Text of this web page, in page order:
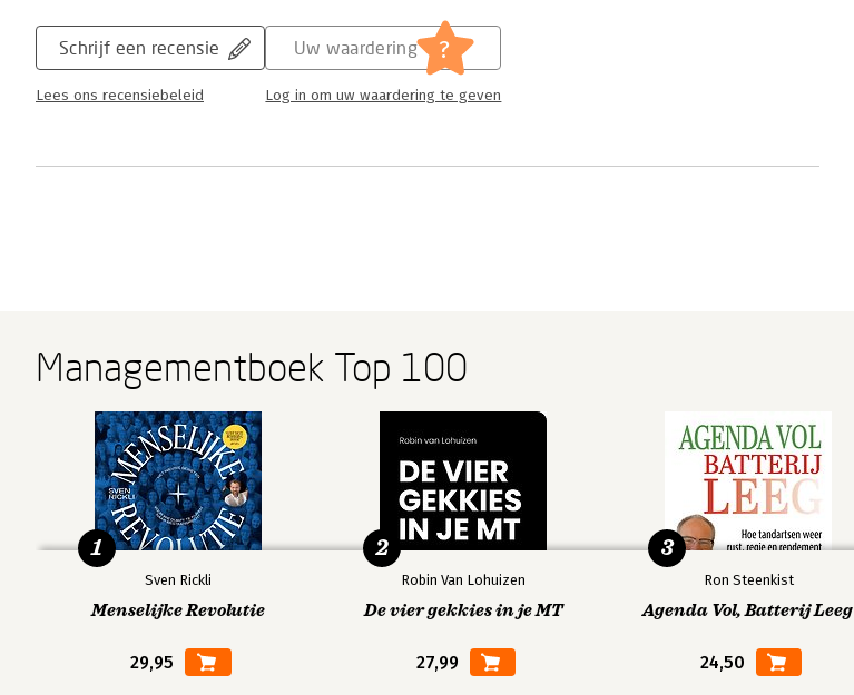
Schrijf een recensie
Lees ons recensiebeleid
Uw waardering ?
Log in om uw waardering te geven
Managementboek Top 100
Sven Rickli
Menselijke Revolutie
29,95
1
Robin Van Lohuizen
De vier gekkies in je MT
27,99
2
Ron Steenkist
Agenda Vol, Batterij Leeg
24,50
3